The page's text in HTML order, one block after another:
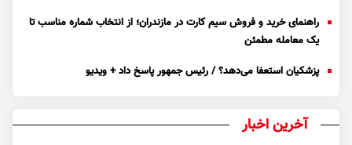
راهنمای خرید و فروش سیم کارت در مازندران؛ از انتخاب شماره مناسب تا
یک معامله مطمئن
پزشکیان استعفا می‌دهد؟ / رئیس جمهور پاسخ داد + ویدیو
آخرین اخبار